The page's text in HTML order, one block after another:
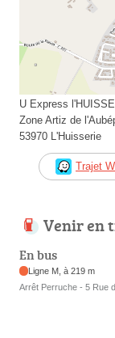
U Express
Zone Artiz de
53970 L'Huisserie
Trajet
Venir en
En bus
Ligne M, à 219 m
Arrêt Perruche - 5 Rue